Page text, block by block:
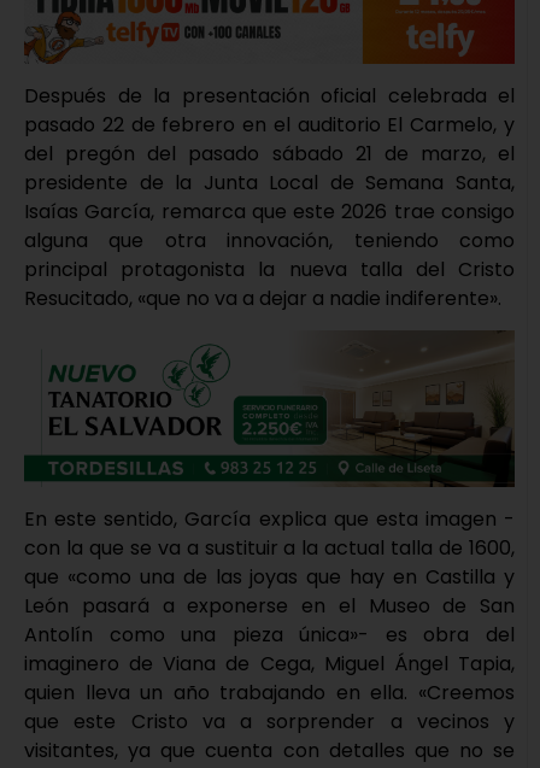
Después de la presentación oficial celebrada el
pasado 22 de febrero en el auditorio El Carmelo, y
del pregón del pasado sábado 21 de marzo, el
presidente de la Junta Local de Semana Santa,
Isaías García, remarca que este 2026 trae consigo
alguna que otra innovación, teniendo como
principal protagonista la nueva talla del Cristo
Resucitado, «que no va a dejar a nadie indiferente».
En este sentido, García explica que esta imagen -
con la que se va a sustituir a la actual talla de 1600,
que «como una de las joyas que hay en Castilla y
León pasará a exponerse en el Museo de San
Antolín como una pieza única»- es obra del
imaginero de Viana de Cega, Miguel Ángel Tapia,
quien lleva un año trabajando en ella. «Creemos
que este Cristo va a sorprender a vecinos y
visitantes, ya que cuenta con detalles que no se